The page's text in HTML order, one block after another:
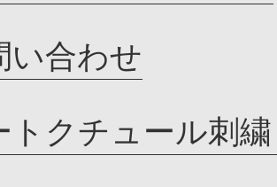
い合わせ
トクチュール刺